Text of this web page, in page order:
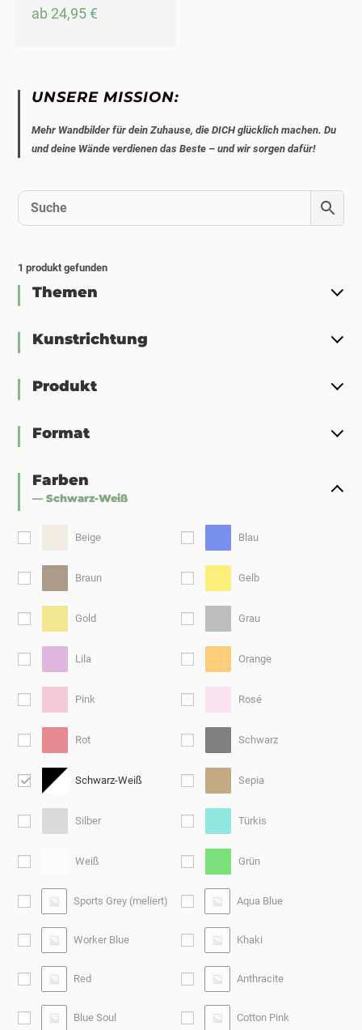
ab 24,95 €
UNSERE MISSION:
Mehr Wandbilder für dein Zuhause, die DICH glücklich machen. Du
und deine Wände verdienen das Beste – und wir sorgen dafür!
1 produkt gefunden
Themen
Kunstrichtung
Produkt
Format
Farben
— Schwarz-Weiß
Beige Blau
Braun Gelb
Gold Grau
Lila Orange
Pink Rosé
Rot Schwarz
Schwarz-Weiß Sepia
Silber Türkis
Weiß Grün
Sports Grey (meliert) Aqua Blue
Worker Blue Khaki
Red Anthracite
Blue Soul Cotton Pink